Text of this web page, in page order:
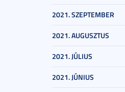
2021. SZEPTEMBER
2021. AUGUSZTUS
2021. JÚLIUS
2021. JÚNIUS